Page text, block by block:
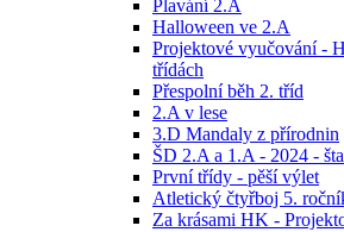
Plavání 2.A
Halloween ve 2.A
Projektové vyučování -
třídách
Přespolní běh 2. tříd
2.A v lese
3.D Mandaly z přírodnin
ŠD 2.A a 1.A - 2024 -
První třídy - pěší výlet
Atletický čtyřboj 5.
Za krásami HK -